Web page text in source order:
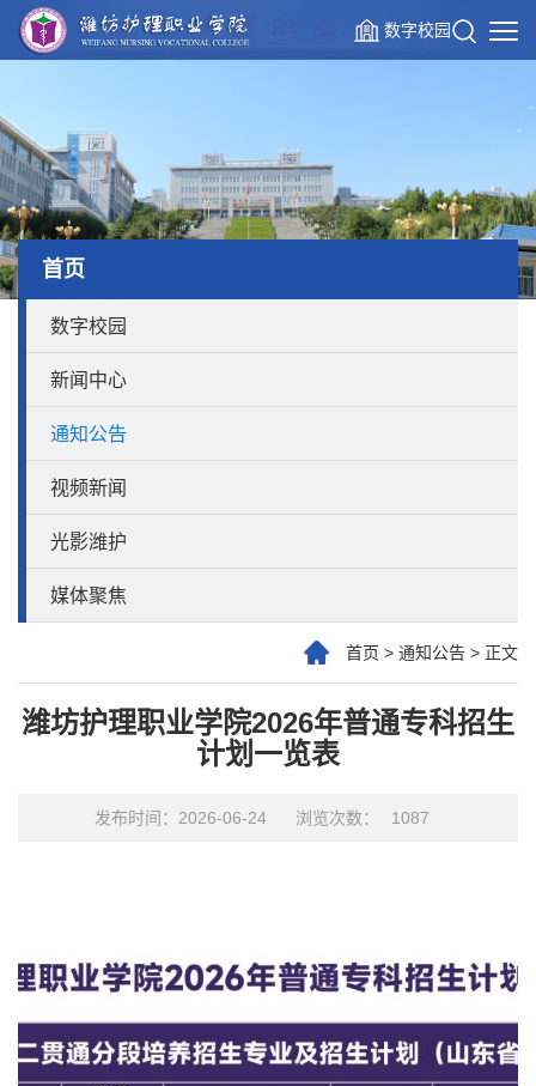
数字校园
首页
数字校园
新闻中心
通知公告
视频新闻
光影潍护
媒体聚焦
首页 > 通知公告 > 正文
潍坊护理职业学院2026年普通专科招生
计划一览表
发布时间：2026-06-24 浏览次数： 1087